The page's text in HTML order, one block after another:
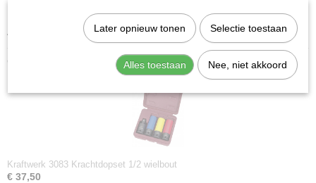
Aandrijfgrootte: 1/2 inch
Kraftwerk 3083 Krachtdopset 1/2 wielbout
€ 37,50
Later opnieuw tonen Selectie toestaan
Alles toestaan Nee, niet akkoord